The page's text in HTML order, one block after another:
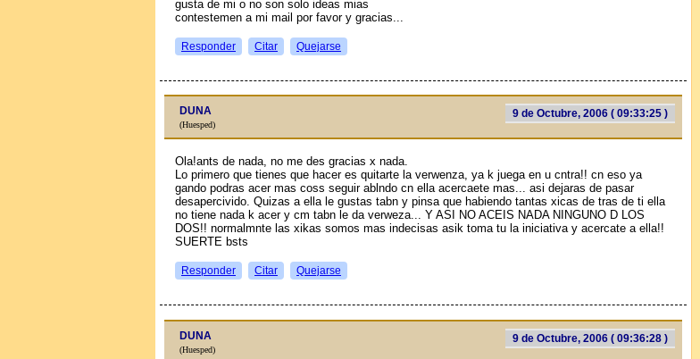
gusta de mi o no son solo ideas mias
contestemen a mi mail por favor y gracias...
Responder Citar Quejarse
9 de Octubre, 2006 ( 09:33:25 )
DUNA
(Huesped)
Ola!ants de nada, no me des gracias x nada.
Lo primero que tienes que hacer es quitarte la verwenza, ya k juega en u cntra!! cn eso ya
gando podras acer mas coss seguir ablndo cn ella acercaete mas... asi dejaras de pasar
desapercivido. Quizas a ella le gustas tabn y pinsa que habiendo tantas xicas de tras de ti ella
no tiene nada k acer y cm tabn le da verweza... Y ASI NO ACEIS NADA NINGUNO D LOS
DOS!! normalmnte las xikas somos mas indecisas asik toma tu la iniciativa y acercate a ella!!
SUERTE bsts
Responder Citar Quejarse
9 de Octubre, 2006 ( 09:36:28 )
DUNA
(Huesped)